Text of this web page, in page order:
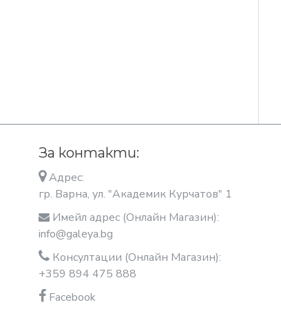
За контакти:
Адрес:
гр. Варна, ул. "Академик Курчатов" 1
Имейл адрес (Онлайн Магазин):
info@galeya.bg
Консултации (Онлайн Магазин):
+359 894 475 888
Facebook